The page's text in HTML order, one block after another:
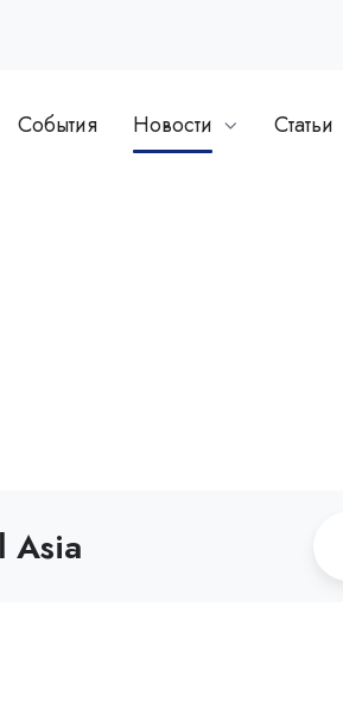
События Новости Статьи
Asia